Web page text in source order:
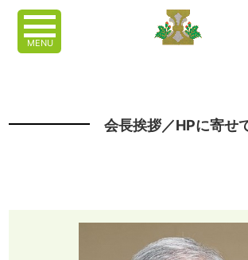
MENU
会長挨拶／HPに寄せ